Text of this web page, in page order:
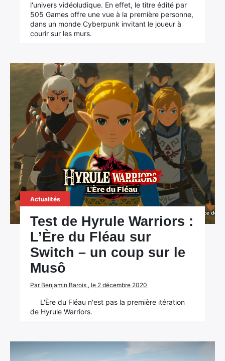
l'univers vidéoludique. En effet, le titre édité par
505 Games offre une vue à la première personne,
dans un monde Cyberpunk invitant le joueur à
courir sur les murs.
Actualités
Test de Hyrule Warriors :
L’Ère du Fléau sur
Switch – un coup sur le
Musô
Par Benjamin Barois , le 2 décembre 2020
L'Ère du Fléau n'est pas la première itération
de Hyrule Warriors.